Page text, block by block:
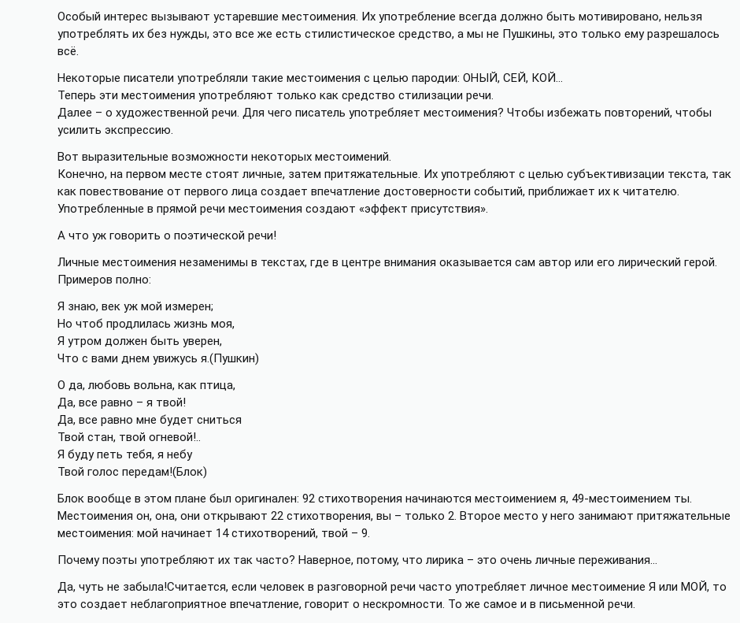
Особый интерес вызывают устаревшие местоимения. Их употребление всегда должно быть мотивировано, нельзя
употреблять их без нужды, это все же есть стилистическое средство, а мы не Пушкины, это только ему разрешалось
всё.
Некоторые писатели употребляли такие местоимения с целью пародии: ОНЫЙ, СЕЙ, КОЙ…
Теперь эти местоимения употребляют только как средство стилизации речи.
Далее – о художественной речи. Для чего писатель употребляет местоимения? Чтобы избежать повторений, чтобы
усилить экспрессию.
Вот выразительные возможности некоторых местоимений.
Конечно, на первом месте стоят личные, затем притяжательные. Их употребляют с целью субъективизации текста, так
как повествование от первого лица создает впечатление достоверности событий, приближает их к читателю.
Употребленные в прямой речи местоимения создают «эффект присутствия».
А что уж говорить о поэтической речи!
Личные местоимения незаменимы в текстах, где в центре внимания оказывается сам автор или его лирический герой.
Примеров полно:
Я знаю, век уж мой измерен;
Но чтоб продлилась жизнь моя,
Я утром должен быть уверен,
Что с вами днем увижусь я.(Пушкин)
О да, любовь вольна, как птица,
Да, все равно – я твой!
Да, все равно мне будет сниться
Твой стан, твой огневой!..
Я буду петь тебя, я небу
Твой голос передам!(Блок)
Блок вообще в этом плане был оригинален: 92 стихотворения начинаются местоимением я, 49-местоимением ты.
Местоимения он, она, они открывают 22 стихотворения, вы – только 2. Второе место у него занимают притяжательные
местоимения: мой начинает 14 стихотворений, твой – 9.
Почему поэты употребляют их так часто? Наверное, потому, что лирика – это очень личные переживания…
Да, чуть не забыла!Считается, если человек в разговорной речи часто употребляет личное местоимение Я или МОЙ, то
это создает неблагоприятное впечатление, говорит о нескромности. То же самое и в письменной речи.